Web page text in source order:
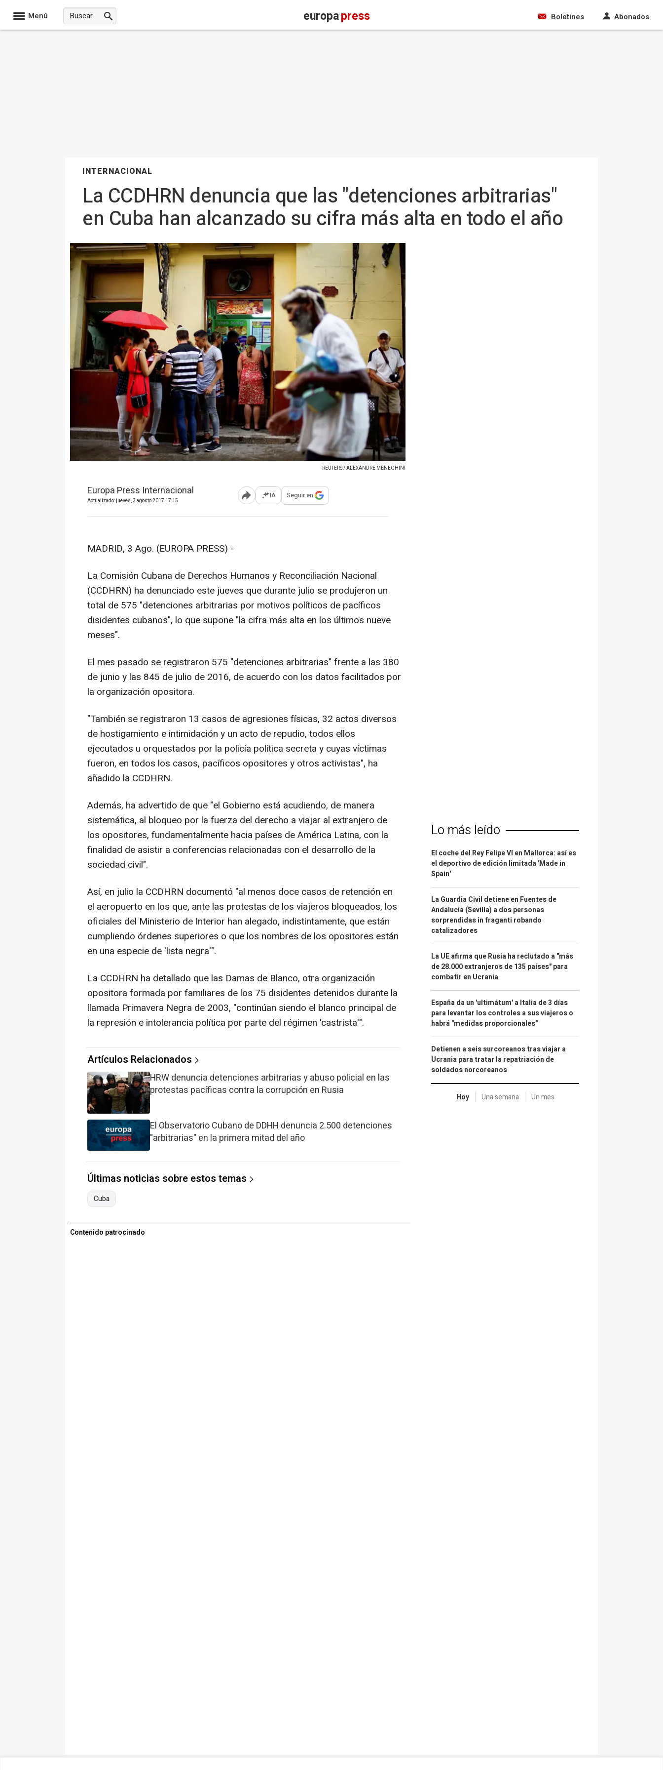
Menú europapress Boletines Abonados
INTERNACIONAL
La CCDHRN denuncia que las "detenciones arbitrarias"
en Cuba han alcanzado su cifra más alta en todo el año
REUTERS / ALEXANDRE MENEGHINI
Europa Press Internacional
Actualizado: jueves, 3 agosto 2017 17:15 Abrir opciones para compartir
IA Seguir en
MADRID, 3 Ago. (EUROPA PRESS) -
La Comisión Cubana de Derechos Humanos y Reconciliación Nacional
(CCDHRN) ha denunciado este jueves que durante julio se produjeron un
total de 575 "detenciones arbitrarias por motivos políticos de pacíficos
disidentes cubanos", lo que supone "la cifra más alta en los últimos nueve
meses".
El mes pasado se registraron 575 "detenciones arbitrarias" frente a las 380
de junio y las 845 de julio de 2016, de acuerdo con los datos facilitados por
la organización opositora.
"También se registraron 13 casos de agresiones físicas, 32 actos diversos
de hostigamiento e intimidación y un acto de repudio, todos ellos
ejecutados u orquestados por la policía política secreta y cuyas víctimas
fueron, en todos los casos, pacíficos opositores y otros activistas", ha
añadido la CCDHRN.
Además, ha advertido de que "el Gobierno está acudiendo, de manera
sistemática, al bloqueo por la fuerza del derecho a viajar al extranjero de
los opositores, fundamentalmente hacia países de América Latina, con la
finalidad de asistir a conferencias relacionadas con el desarrollo de la
sociedad civil".
Así, en julio la CCDHRN documentó "al menos doce casos de retención en
el aeropuerto en los que, ante las protestas de los viajeros bloqueados, los
oficiales del Ministerio de Interior han alegado, indistintamente, que están
cumpliendo órdenes superiores o que los nombres de los opositores están
en una especie de 'lista negra'".
La CCDHRN ha detallado que las Damas de Blanco, otra organización
opositora formada por familiares de los 75 disidentes detenidos durante la
llamada Primavera Negra de 2003, "continúan siendo el blanco principal de
la represión e intolerancia política por parte del régimen 'castrista'".
Artículos Relacionados
HRW denuncia detenciones arbitrarias y abuso policial en las
protestas pacíficas contra la corrupción en Rusia
El Observatorio Cubano de DDHH denuncia 2.500 detenciones
"arbitrarias" en la primera mitad del año
Últimas noticias sobre estos temas
Cuba
Contenido patrocinado
Lo más leído
El coche del Rey Felipe VI en Mallorca: así es
el deportivo de edición limitada 'Made in
Spain'
La Guardia Civil detiene en Fuentes de
Andalucía (Sevilla) a dos personas
sorprendidas in fraganti robando
catalizadores
La UE afirma que Rusia ha reclutado a "más
de 28.000 extranjeros de 135 países" para
combatir en Ucrania
España da un 'ultimátum' a Italia de 3 días
para levantar los controles a sus viajeros o
habrá "medidas proporcionales"
Detienen a seis surcoreanos tras viajar a
Ucrania para tratar la repatriación de
soldados norcoreanos
Hoy Una semana Un mes